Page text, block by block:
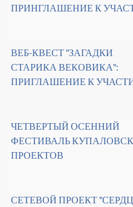
ПРИНГЛАШЕНИЕ К
ВЕБ-КВЕСТ "ЗАГАДКИ
СТАРИКА ВЕКОВИКА":
ПРИГЛАШЕНИЕ К
ЧЕТВЕРТЫЙ ОСЕННИЙ
ФЕСТИВАЛЬ
ПРОЕКТОВ
СЕТЕВОЙ ПРОЕКТ